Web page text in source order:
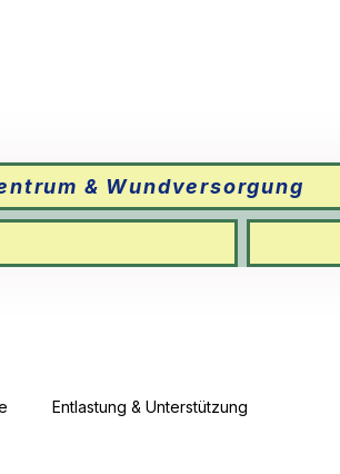
& Wundversorgung
Entlastung & Unterstützung